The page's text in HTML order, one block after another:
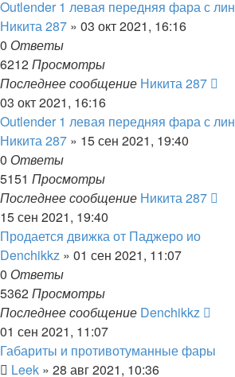
Outlender 1 левая передняя фара с
Никита 287 » 03 окт 2021, 16:16
0 Ответы
6212Просмотры
Последнее сообщение Никита 287
03 окт 2021, 16:16
Outlender 1 левая передняя фара с
Никита 287 » 15 сен 2021, 19:40
0 Ответы
5151 Просмотры
Последнее сообщение Никита 287
15 сен 2021, 19:40
Продается движка от Паджеро ио
Denchikkz » 01 сен 2021, 11:07
0 Ответы
5362Просмотры
Последнее сообщение Denchikkz
01 сен 2021, 11:07
Габариты и противотуманные фары
Leek » 28 авг 2021, 10:36